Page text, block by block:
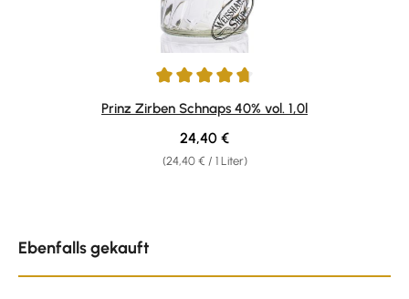
Durchschnittliche Bewertung von 4.78 von 5 Sternen
Prinz Zirben Schnaps 40% vol. 1,0l
(24,40 € / 1 Liter)
Regulärer Preis:
24,40 €
Ebenfalls gekauft